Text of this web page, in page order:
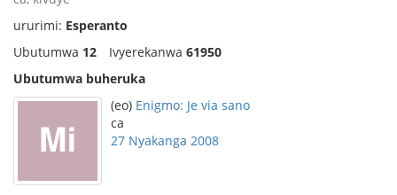
ururimi: Esperanto
Ubutumwa 12 Ivyerekanwa 61950
Ubutumwa buheruka
(eo) Enigmo: Je via sano
ca
27 Nyakanga 2008